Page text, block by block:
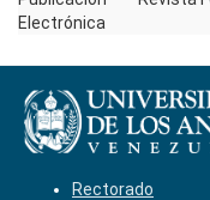
Electrónica
Rectorado